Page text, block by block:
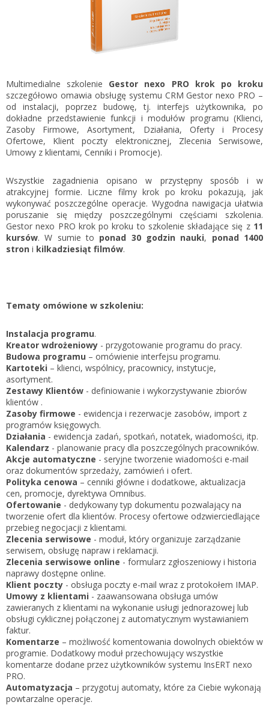
Gestor nexo PRO krok po kroku
KSeF w Subiekcie GT
KSeF w Subiekcie nexo/nexo PRO
KSeF w Rachmistrzu i Rewizorze GT
Portal Dokumentów z obsługą KSeF dla firm
Portal Dokumentów z obsługą KSeF dla biur
rachunkowych
Logowanie do Akademi InsERT
Login
Hasło
Zapomniałem hasła
Nie masz konta
Multimedialne szkolenie Gestor nexo PRO krok po kroku
szczegółowo omawia obsługę systemu CRM Gestor nexo PRO –
od instalacji, poprzez budowę, tj. interfejs użytkownika, po
dokładne przedstawienie funkcji i modułów programu (Klienci,
Zasoby Firmowe, Asortyment, Działania, Oferty i Procesy
Ofertowe, Klient poczty elektronicznej, Zlecenia Serwisowe,
Umowy z klientami, Cenniki i Promocje).
Wszystkie zagadnienia opisano w przystępny sposób i w
atrakcyjnej formie. Liczne filmy krok po kroku pokazują, jak
wykonywać poszczególne operacje. Wygodna nawigacja ułatwia
poruszanie się między poszczególnymi częściami szkolenia.
Gestor nexo PRO krok po kroku to szkolenie składające się z 11
kursów. W sumie to ponad 30 godzin nauki, ponad 1400
stron i kilkadziesiąt filmów.
Tematy omówione w szkoleniu:
Instalacja programu.
Kreator wdrożeniowy - przygotowanie programu do pracy.
Budowa programu – omówienie interfejsu programu.
Kartoteki – klienci, wspólnicy, pracownicy, instytucje,
asortyment.
Zestawy Klientów - definiowanie i wykorzystywanie zbiorów
klientów .
Zasoby firmowe - ewidencja i rezerwacje zasobów, import z
programów księgowych.
Działania - ewidencja zadań, spotkań, notatek, wiadomości, itp.
Kalendarz - planowanie pracy dla poszczególnych pracowników.
Akcje automatyczne - seryjne tworzenie wiadomości e-mail
oraz dokumentów sprzedaży, zamówień i ofert.
Polityka cenowa – cenniki główne i dodatkowe, aktualizacja
cen, promocje, dyrektywa Omnibus.
Ofertowanie - dedykowany typ dokumentu pozwalający na
tworzenie ofert dla klientów. Procesy ofertowe odzwierciedlające
przebieg negocjacji z klientami.
Zlecenia serwisowe - moduł, który organizuje zarządzanie
serwisem, obsługę napraw i reklamacji.
Zlecenia serwisowe online - formularz zgłoszeniowy i historia
naprawy dostępne online.
Klient poczty - obsługa poczty e-mail wraz z protokołem IMAP.
Umowy z klientami - zaawansowana obsługa umów
zawieranych z klientami na wykonanie usługi jednorazowej lub
obsługi cyklicznej połączonej z automatycznym wystawianiem
faktur.
Komentarze – możliwość komentowania dowolnych obiektów w
programie. Dodatkowy moduł przechowujący wszystkie
komentarze dodane przez użytkowników systemu InsERT nexo
PRO.
Automatyzacja – przygotuj automaty, które za Ciebie wykonają
powtarzalne operacje.